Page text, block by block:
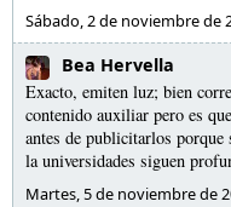
Sábado, 2 de noviembre de
Bea Hervella
Exacto, emiten luz; bien
contenido auxiliar pero es
antes de publicitarlos porque
la universidades siguen
Martes, 5 de noviembre de